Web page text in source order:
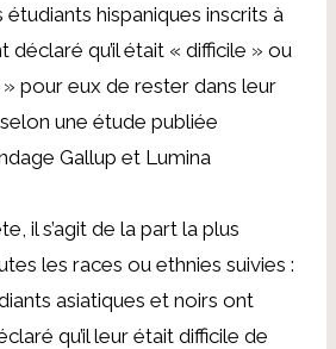
hispaniques inscrits à
déclaré qu’il était « difficile » ou
pour eux de rester dans leur
une étude publiée
Gallup et Lumina
il s’agit de la part la plus
les races ou ethnies suivies :
asiatiques et noirs ont
qu’il leur était difficile de